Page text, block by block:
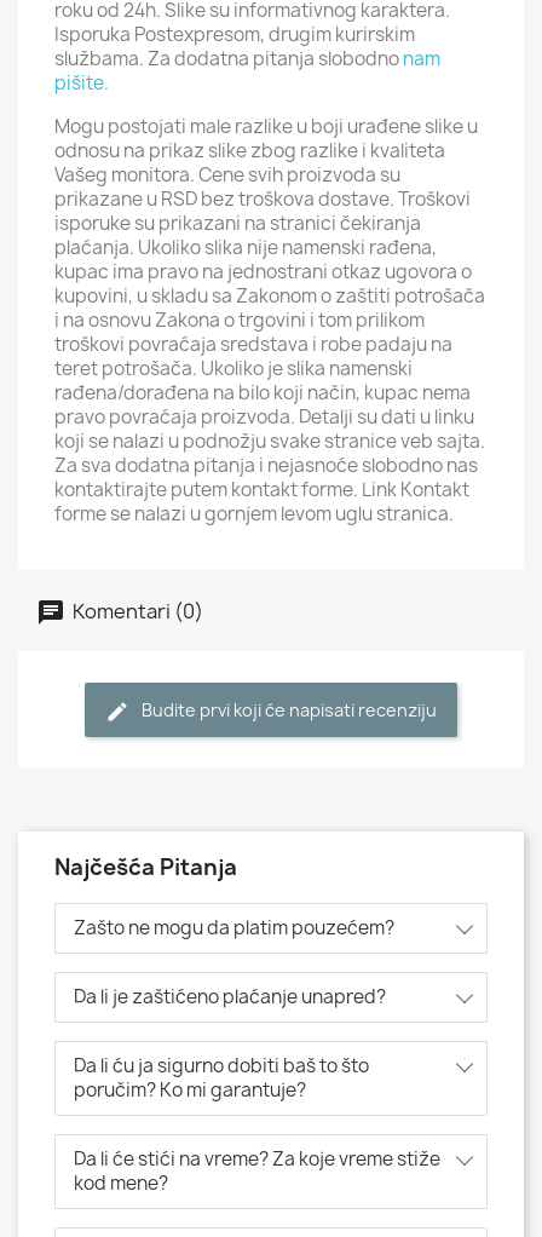
roku od 24h. Slike su informativnog karaktera.
Isporuka Postexpresom, drugim kurirskim
službama. Za dodatna pitanja slobodnonam
pišite.
Mogu postojati male razlike u boji urađene slike u
odnosu na prikaz slike zbog razlike i kvaliteta
Vašeg monitora. Cene svih proizvoda su
prikazane u RSD bez troškova dostave. Troškovi
isporuke su prikazani na stranici čekiranja
plaćanja. Ukoliko slika nije namenski rađena,
kupac ima pravo na jednostrani otkaz ugovora o
kupovini, u skladu sa Zakonom o zaštiti potrošača
i na osnovu Zakona o trgovini i tom prilikom
troškovi povraćaja sredstava i robe padaju na
teret potrošača. Ukoliko je slika namenski
rađena/dorađena na bilo koji način, kupac nema
pravo povraćaja proizvoda. Detalji su dati u linku
koji se nalazi u podnožju svake stranice veb sajta.
Za sva dodatna pitanja i nejasnoće slobodno nas
kontaktirajte putem kontakt forme. Link Kontakt
forme se nalazi u gornjem levom uglu stranica.
Komentari (0)
Budite prvi koji će napisati recenziju
Najčešća Pitanja
Zašto ne mogu da platim pouzećem?
Da li je zaštićeno plaćanje unapred?
Da li ću ja sigurno dobiti baš to što
poručim? Ko mi garantuje?
Da li će stići na vreme? Za koje vreme stiže
kod mene?